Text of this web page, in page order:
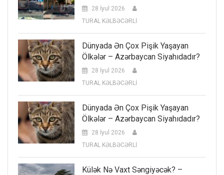
28 İyul 2026
TURAL KƏLBƏCƏRLİ
Dünyada Ən Çox Pişik Yaşayan
Ölkələr – Azərbaycan Siyahıdadır?
28 İyul 2026
TURAL KƏLBƏCƏRLİ
Dünyada Ən Çox Pişik Yaşayan
Ölkələr – Azərbaycan Siyahıdadır?
28 İyul 2026
TURAL KƏLBƏCƏRLİ
Külək Nə Vaxt Səngiyəcək? –